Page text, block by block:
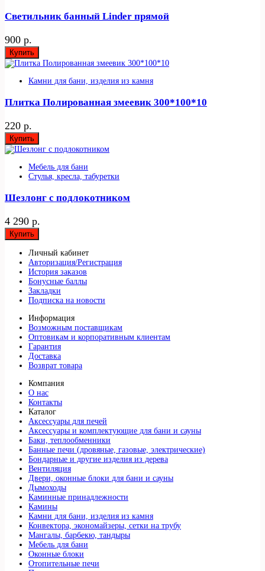
Светильник банный Linder прямой
900 р.
Купить
Камни для бани, изделия из камня
Плитка Полированная змеевик 300*100*10
220 р.
Купить
Мебель для бани
Стулья, кресла, табуретки
Шезлонг с подлокотником
4 290 р.
Купить
Личный кабинет
Авторизация/Регистрация
История заказов
Бонусные баллы
Закладки
Подписка на новости
Информация
Возможным поставщикам
Оптовикам и корпоративным клиентам
Гарантия
Доставка
Возврат товара
Компания
О нас
Контакты
Каталог
Аксессуары для печей
Аксессуары и комплектующие для бани и сауны
Баки, теплообменники
Банные печи (дровяные, газовые, электрические)
Бондарные и другие изделия из дерева
Вентиляция
Двери, оконные блоки для бани и сауны
Дымоходы
Каминные принадлежности
Камины
Камни для бани, изделия из камня
Конвектора, экономайзеры, сетки на трубу
Мангалы, барбекю, тандыры
Мебель для бани
Оконные блоки
Отопительные печи